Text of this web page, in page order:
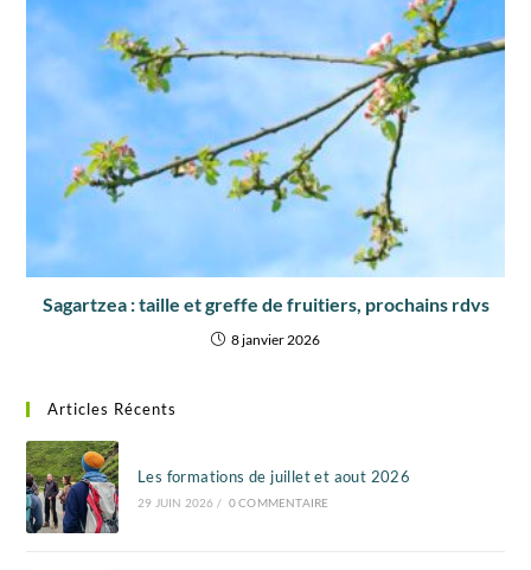
Sagartzea : taille et greffe de fruitiers, prochains rdvs
8 janvier 2026
Articles Récents
Les formations de juillet et aout 2026
29 JUIN 2026 / 0 COMMENTAIRE